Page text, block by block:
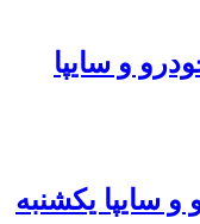
و سایپا
سایپا یکشنبه